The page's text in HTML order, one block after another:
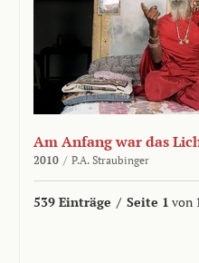
Am Anfang war das
2010 / P.A. Straubinger
539 Einträge / Seite 1 von